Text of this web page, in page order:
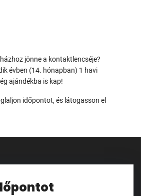
jönne a kontaktlencséje?
évben (14. hónapban) 1 havi
ajándékba is kap!
időpontot, és látogasson el